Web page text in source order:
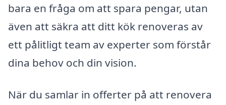
bara en fråga om att spara pengar, utan
även att säkra att ditt kök renoveras av
ett pålitligt team av experter som förstår
dina behov och din vision.
När du samlar in offerter på att renovera